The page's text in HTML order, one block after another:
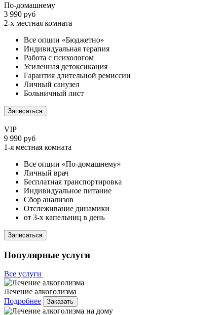
По-домашнему
3 990 руб
2-х местная комната
Все опции «Бюджетно»
Индивидуальная терапия
Работа с психологом
Усиленная детоксикация
Гарантия длительной ремиссии
Личный санузел
Больничный лист
Записаться
VIP
9 990 руб
1-я местная комната
Все опции «По-домашнему»
Личный врач
Бесплатная транспортировка
Индивидуальное питание
Сбор анализов
Отслеживание динамики
от 3-х капельниц в день
Записаться
Популярные услуги
Все услуги
Лечение алкоголизма
Подробнее
Заказать